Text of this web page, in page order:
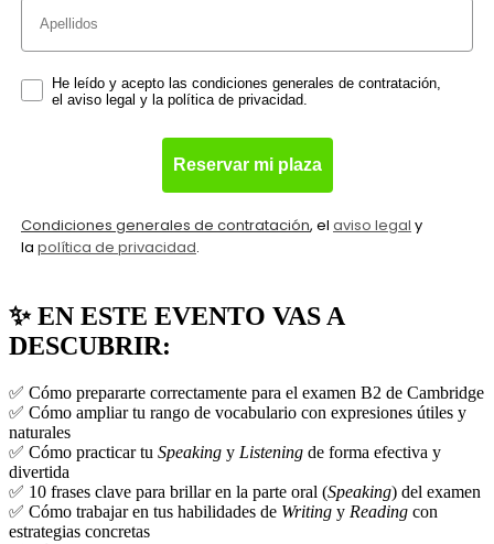
Apellidos
Consent form
He leído y acepto las condiciones generales de contratación,
el aviso legal y la política de privacidad.
Reservar mi plaza
Condiciones generales de contratación, el aviso legal y
la política de privacidad.
✨ EN ESTE EVENTO VAS A
DESCUBRIR:
✅ Cómo prepararte correctamente para el examen B2 de Cambridge
✅ Cómo ampliar tu rango de vocabulario con expresiones útiles y
naturales
✅ Cómo practicar tu Speaking y Listening de forma efectiva y
divertida
✅ 10 frases clave para brillar en la parte oral (Speaking) del examen
✅ Cómo trabajar en tus habilidades de Writing y Reading con
estrategias concretas